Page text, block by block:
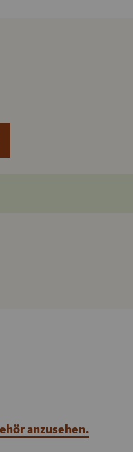
anzusehen.